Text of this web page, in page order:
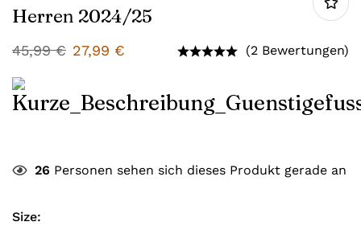
Herren 2024/25
45,99€ 27,99 € (2 Bewertungen)
26 Personen sehen sich dieses Produkt gerade an
Size: